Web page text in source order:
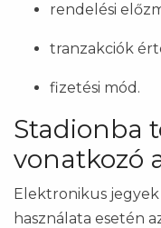
rendelési
tranzakciók
fizetési mód.
Stadionba
vonatkozó
Elektronikus
használata esetén